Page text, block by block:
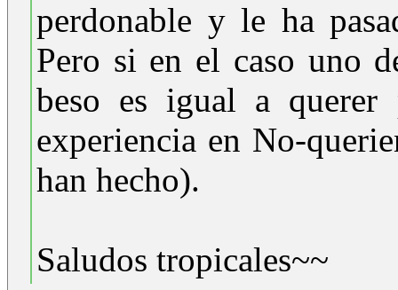
perdonable y le ha
Pero si en el caso uno
beso es igual a querer
experiencia en No-
han hecho).
Saludos tropicales~~